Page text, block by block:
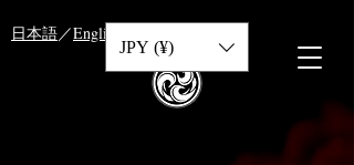
​日本語／English
JPY (¥)